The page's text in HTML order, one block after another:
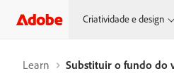
Criatividade e design
Learn Substituir o fundo do